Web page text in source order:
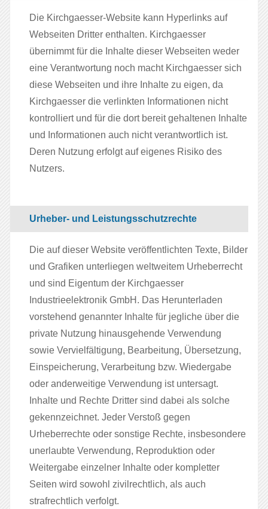
Die Kirchgaesser-Website kann Hyperlinks auf
Webseiten Dritter enthalten. Kirchgaesser
übernimmt für die Inhalte dieser Webseiten weder
eine Verantwortung noch macht Kirchgaesser sich
diese Webseiten und ihre Inhalte zu eigen, da
Kirchgaesser die verlinkten Informationen nicht
kontrolliert und für die dort bereit gehaltenen Inhalte
und Informationen auch nicht verantwortlich ist.
Deren Nutzung erfolgt auf eigenes Risiko des
Nutzers.
Urheber- und Leistungsschutzrechte
Die auf dieser Website veröffentlichten Texte, Bilder
und Grafiken unterliegen weltweitem Urheberrecht
und sind Eigentum der Kirchgaesser
Industrieelektronik GmbH. Das Herunterladen
vorstehend genannter Inhalte für jegliche über die
private Nutzung hinausgehende Verwendung
sowie Vervielfältigung, Bearbeitung, Übersetzung,
Einspeicherung, Verarbeitung bzw. Wiedergabe
oder anderweitige Verwendung ist untersagt.
Inhalte und Rechte Dritter sind dabei als solche
gekennzeichnet. Jeder Verstoß gegen
Urheberrechte oder sonstige Rechte, insbesondere
unerlaubte Verwendung, Reproduktion oder
Weitergabe einzelner Inhalte oder kompletter
Seiten wird sowohl zivilrechtlich, als auch
strafrechtlich verfolgt.